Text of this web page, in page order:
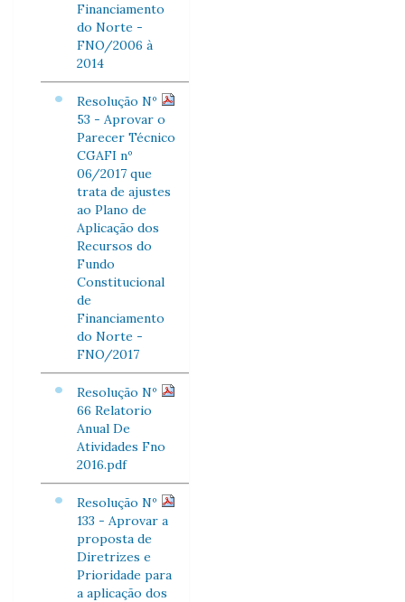
Financiamento
do Norte -
FNO/2006 à
2014
Resolução Nº
53 - Aprovar o
Parecer Técnico
CGAFI nº
06/2017 que
trata de ajustes
ao Plano de
Aplicação dos
Recursos do
Fundo
Constitucional
de
Financiamento
do Norte -
FNO/2017
Resolução Nº
66 Relatorio
Anual De
Atividades Fno
2016.pdf
Resolução Nº
133 - Aprovar a
proposta de
Diretrizes e
Prioridade para
a aplicação dos